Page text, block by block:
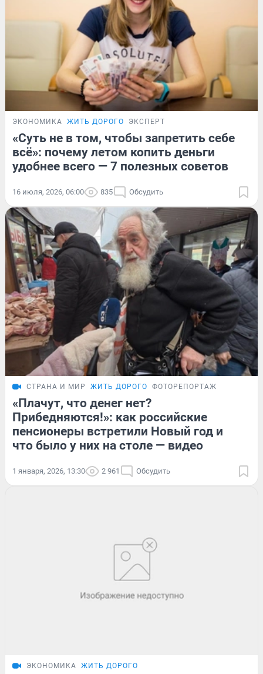
ЭКОНОМИКА ЖИТЬ ДОРОГО ЭКСПЕРТ
«Суть не в том, чтобы запретить себе
всё»: почему летом копить деньги
удобнее всего — 7 полезных советов
16 июля, 2026, 06:00 835 Обсудить
СТРАНА И МИР ЖИТЬ ДОРОГО ФОТОРЕПОРТАЖ
«Плачут, что денег нет?
Прибедняются!»: как российские
пенсионеры встретили Новый год и
что было у них на столе — видео
1 января, 2026, 13:30 2 961 Обсудить
ЭКОНОМИКА ЖИТЬ ДОРОГО